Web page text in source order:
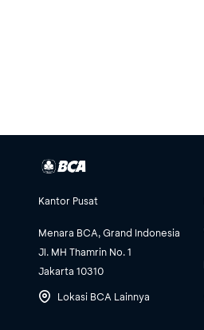
Kantor Pusat
Menara BCA, Grand Indonesia
Jl. MH Thamrin No. 1
Jakarta 10310
Lokasi BCA Lainnya